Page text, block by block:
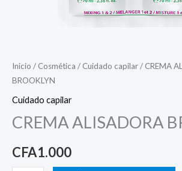
Inicio / Cosmética / Cuidado capilar/ CREMA
BROOKLYN
Cuidado capilar
CREMA ALISADORA
CFA1.000